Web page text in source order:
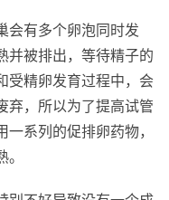
会有多个卵泡同时发
并被排出，等待精子的
受精卵发育过程中，会
弃，所以为了提高试管
系列的促排卵药物，